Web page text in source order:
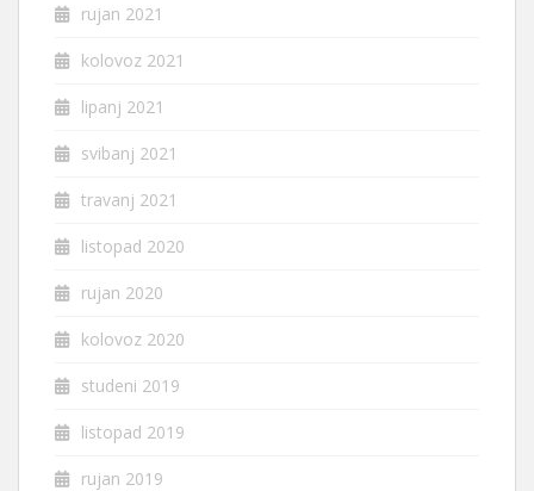
rujan 2021
kolovoz 2021
lipanj 2021
svibanj 2021
travanj 2021
listopad 2020
rujan 2020
kolovoz 2020
studeni 2019
listopad 2019
rujan 2019